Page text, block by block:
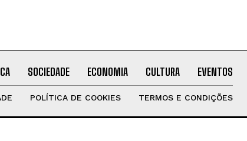
SOCIEDADE ECONOMIA CULTURA EVENTOS
POLÍTICA DE COOKIES TERMOS E CONDIÇÕES